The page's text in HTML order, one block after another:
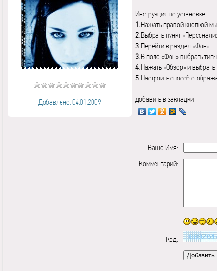
Добавлено: 04.01.2009
Инструкция по установке:
1.Нажать правой кнопкой
2.Выбрать пункт
3.Перейти в раздел «Фон».
3.В поле «Фон» выбрать
4.Нажать «Обзор» и выбрать
5.Настроить способ
добавить в закладки
Ваше Имя:
Комментарий:
Код: